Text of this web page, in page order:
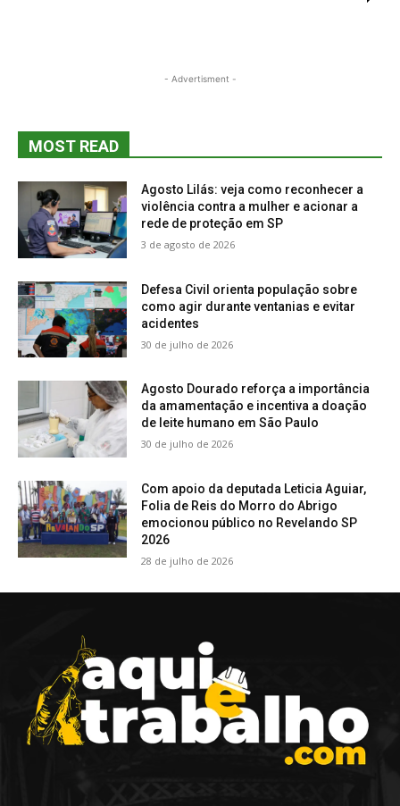
- Advertisment -
MOST READ
Agosto Lilás: veja como reconhecer a
violência contra a mulher e acionar a
rede de proteção em SP
3 de agosto de 2026
Defesa Civil orienta população sobre
como agir durante ventanias e evitar
acidentes
30 de julho de 2026
Agosto Dourado reforça a importância
da amamentação e incentiva a doação
de leite humano em São Paulo
30 de julho de 2026
Com apoio da deputada Leticia Aguiar,
Folia de Reis do Morro do Abrigo
emocionou público no Revelando SP
2026
28 de julho de 2026